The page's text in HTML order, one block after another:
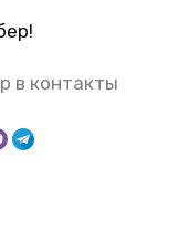
в контакты